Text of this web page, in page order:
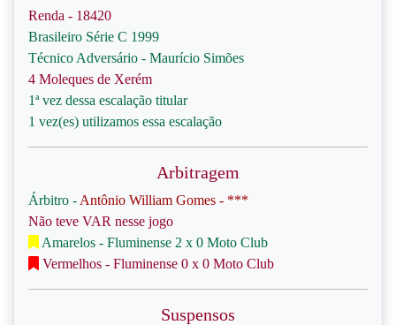
Renda - 18420
Brasileiro Série C 1999
Técnico Adversário - Maurício Simões
4 Moleques de Xerém
1ª vez dessa escalação titular
1 vez(es) utilizamos essa escalação
Arbitragem
Árbitro - Antônio William Gomes - ***
Não teve VAR nesse jogo
Amarelos - Fluminense 2 x 0 Moto Club
Vermelhos - Fluminense 0 x 0 Moto Club
Suspensos